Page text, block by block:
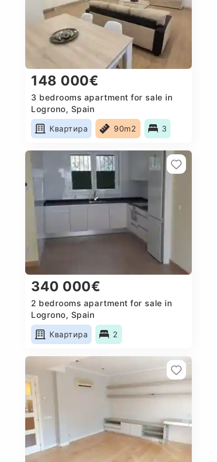
148 000€
3 bedrooms apartment for sale in
Logrono, Spain
Квартира
90m2 3
340 000€
2 bedrooms apartment for sale in
Logrono, Spain
Квартира
2